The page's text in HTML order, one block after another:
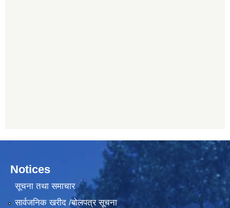
Notices
सूचना तथा समाचार
सार्वजनिक खरीद /बोलपत्र सूचना